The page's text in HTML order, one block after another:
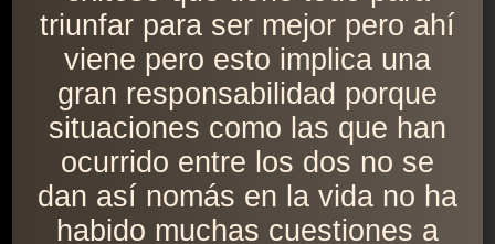
triunfar para ser mejor pero ahí
viene pero esto implica una
gran responsabilidad porque
situaciones como las que han
ocurrido entre los dos no se
dan así nomás en la vida no ha
habido muchas cuestiones a